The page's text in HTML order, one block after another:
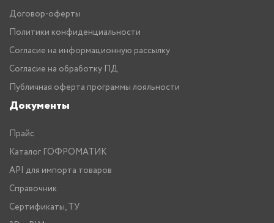
Договор-оферты
Политики конфиденциальности
Согласие на информационную рассылку
Согласие на обработку ПД
Публичная оферта программы лояльности
Документы
Прайс
Каталог ГОФРОМАТИК
API для импорта товаров
Справочник
Сертификаты, ТУ